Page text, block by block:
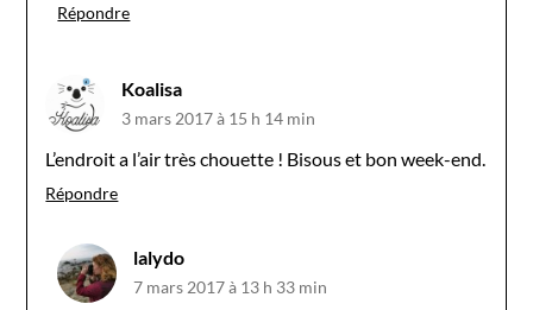
Répondre
Koalisa
3 mars 2017 à 15 h 14 min
L’endroit a l’air très chouette ! Bisous et bon week-end.
Répondre
lalydo
7 mars 2017 à 13 h 33 min